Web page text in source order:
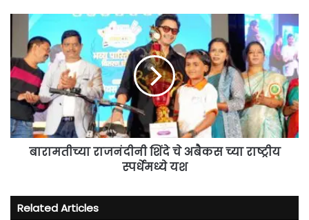
बारामतीच्या
राजनंदीनी
चे
अबैकस
च्या
राष्ट्रीय
स्पर्धेमध्ये
यश
बारामतीच्या राजनंदीनी शिंदे चे अबैकस च्या राष्ट्रीय
स्पर्धेमध्ये यश
Related Articles